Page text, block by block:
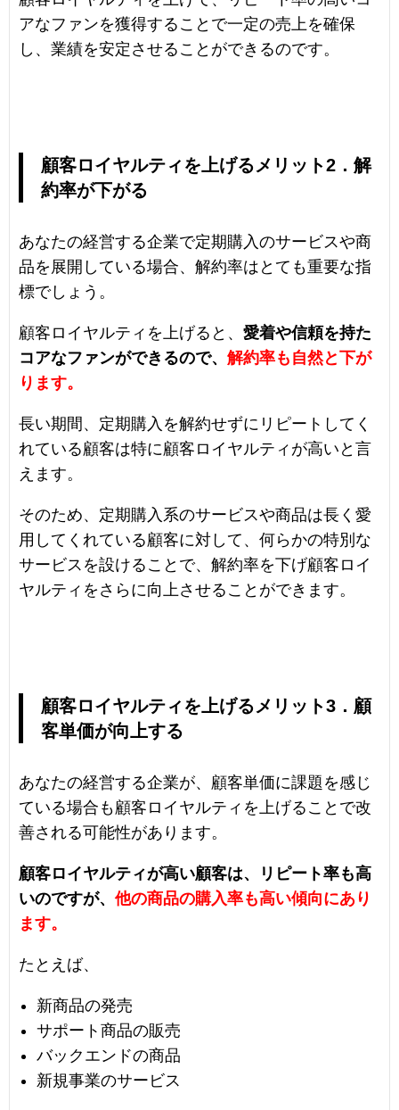
アなファンを獲得することで一定の売上を確保
し、業績を安定させることができるのです。
顧客ロイヤルティを上げるメリット2．解
約率が下がる
あなたの経営する企業で定期購入のサービスや商
品を展開している場合、解約率はとても重要な指
標でしょう。
顧客ロイヤルティを上げると、 愛着や信頼を持た
コアなファンができるので、 解約率も自然と下が
ります。
長い期間、定期購入を解約せずにリピートしてく
れている顧客は特に顧客ロイヤルティが高いと言
えます。
そのため、定期購入系のサービスや商品は長く愛
用してくれている顧客に対して、何らかの特別な
サービスを設けることで、解約率を下げ顧客ロイ
ヤルティをさらに向上させることができます。
顧客ロイヤルティを上げるメリット3．顧
客単価が向上する
あなたの経営する企業が、顧客単価に課題を感じ
ている場合も顧客ロイヤルティを上げることで改
善される可能性があります。
顧客ロイヤルティが高い顧客は、リピート率も高
いのですが、 他の商品の購入率も高い傾向にあり
ます。
たとえば、
新商品の発売
サポート商品の販売
バックエンドの商品
新規事業のサービス